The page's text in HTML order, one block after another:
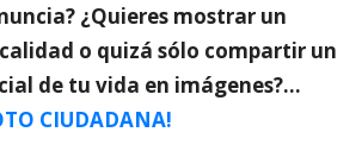
¿Quieres mostrar un
o quizá sólo compartir un
de tu vida en imágenes?…
CIUDADANA!